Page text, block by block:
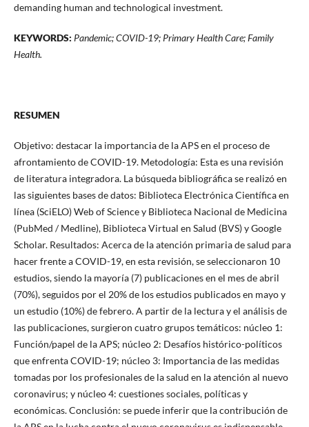
demanding human and technological investment.
KEYWORDS: Pandemic; COVID-19; Primary Health Care; Family
Health.
RESUMEN
Objetivo: destacar la importancia de la APS en el proceso de
afrontamiento de COVID-19. Metodología: Esta es una revisión
de literatura integradora. La búsqueda bibliográfica se realizó en
las siguientes bases de datos: Biblioteca Electrónica Científica en
línea (SciELO) Web of Science y Biblioteca Nacional de Medicina
(PubMed / Medline), Biblioteca Virtual en Salud (BVS) y Google
Scholar. Resultados: Acerca de la atención primaria de salud para
hacer frente a COVID-19, en esta revisión, se seleccionaron 10
estudios, siendo la mayoría (7) publicaciones en el mes de abril
(70%), seguidos por el 20% de los estudios publicados en mayo y
un estudio (10%) de febrero. A partir de la lectura y el análisis de
las publicaciones, surgieron cuatro grupos temáticos: núcleo 1:
Función/papel de la APS; núcleo 2: Desafíos histórico-políticos
que enfrenta COVID-19; núcleo 3: Importancia de las medidas
tomadas por los profesionales de la salud en la atención al nuevo
coronavirus; y núcleo 4: cuestiones sociales, políticas y
económicas. Conclusión: se puede inferir que la contribución de